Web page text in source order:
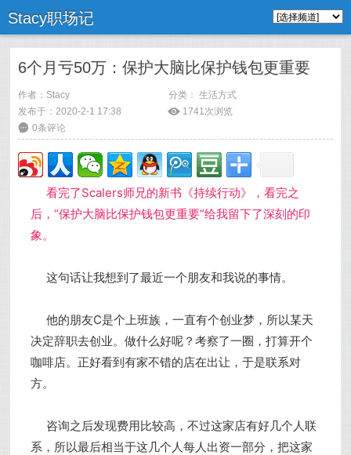
Stacy职场记
6个月亏50万：保护大脑比保护钱包更重要
作者： Stacy 分类： 生活方式
发布于：2020-2-1 17:38
ė 1741次浏览
6 0条评论
看完了Scalers师兄的新书《持续行动》，看完之
后，“保护大脑比保护钱包更重要”给我留下了深刻的印
象。
这句话让我想到了最近一个朋友和我说的事情。
他的朋友C是个上班族，一直有个创业梦，所以某天
决定辞职去创业。做什么好呢？考察了一圈，打算开个
咖啡店。正好看到有家不错的店在出让，于是联系对
方。
咨询之后发现费用比较高，不过这家店有好几个人联
系，所以最后相当于这几个人每人出资一部分，把这家